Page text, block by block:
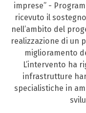
imprese” -
ricevuto il
nell’ambito del
realizzazione di un
miglioramento
L’intervento ha
infrastrutture
specialistiche in